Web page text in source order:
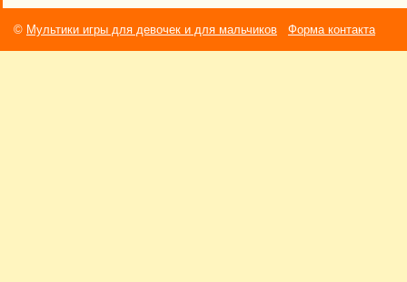
© Мультики игры для девочек и для мальчиков Форма контакта